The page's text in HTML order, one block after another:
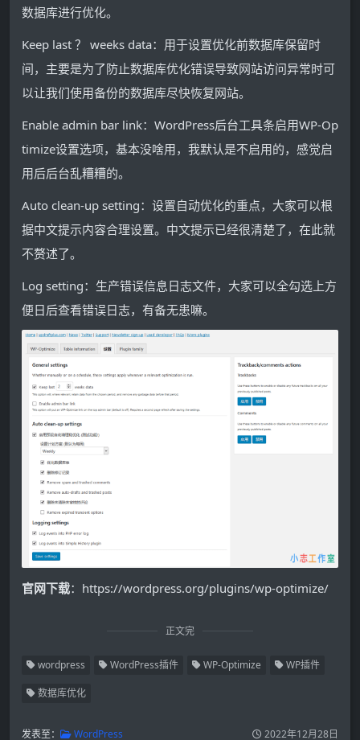
数据库进行优化。
Keep last ？ weeks data：用于设置优化前数据库保留时
间，主要是为了防止数据库优化错误导致网站访问异常时可
以让我们使用备份的数据库尽快恢复网站。
Enable admin bar link：WordPress后台工具条启用WP-Op
timize设置选项，基本没啥用，我默认是不启用的，感觉启
用后后台乱糟糟的。
Auto clean-up setting：设置自动优化的重点，大家可以根
据中文提示内容合理设置。中文提示已经很清楚了，在此就
不赘述了。
Log setting：生产错误信息日志文件，大家可以全勾选上方
便日后查看错误日志，有备无患嘛。
官网下载：https://wordpress.org/plugins/wp-optimize/
正文完
wordpress WordPress插件 WP-Optimize WP插件
数据库优化
发表至： WordPress 2022年12月28日